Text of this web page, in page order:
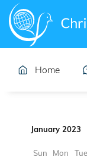
Home
January 2023
Sun Mon Tue